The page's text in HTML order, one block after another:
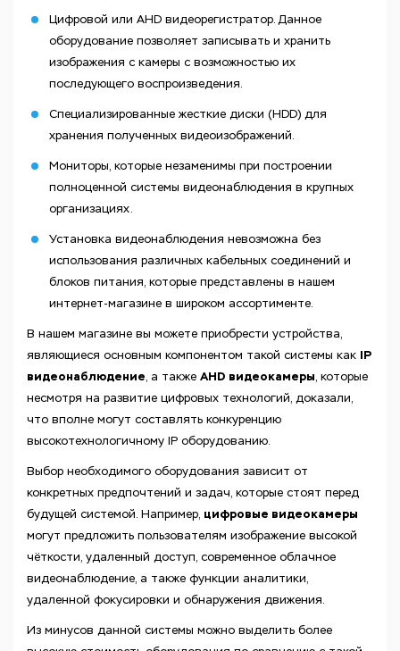
Цифровой или AHD видеорегистратор. Данное
оборудование позволяет записывать и хранить
изображения с камеры с возможностью их
последующего воспроизведения.
Специализированные жесткие диски (HDD) для
хранения полученных видеоизображений.
Мониторы, которые незаменимы при построении
полноценной системы видеонаблюдения в крупных
организациях.
Установка видеонаблюдения невозможна без
использования различных кабельных соединений и
блоков питания, которые представлены в нашем
интернет-магазине в широком ассортименте.
В нашем магазине вы можете приобрести устройства,
являющиеся основным компонентом такой системы как IP
видеонаблюдение, а также AHD видеокамеры, которые
несмотря на развитие цифровых технологий, доказали,
что вполне могут составлять конкуренцию
высокотехнологичному IP оборудованию.
Выбор необходимого оборудования зависит от
конкретных предпочтений и задач, которые стоят перед
будущей системой. Например, цифровые видеокамеры
могут предложить пользователям изображение высокой
чёткости, удаленный доступ, современное облачное
видеонаблюдение, а также функции аналитики,
удаленной фокусировки и обнаружения движения.
Из минусов данной системы можно выделить более